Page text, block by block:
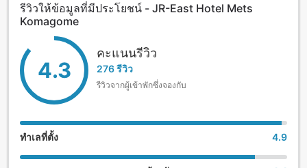
รีวิวให้ข้อมูลที่มีประโยชน์ - JR-East Hotel Mets
Komagome
4.3
คะแนนรีวิว
276 รีวิว
รีวิวจากผู้เข้าพักซึ่งจองกับ
ทำเลที่ตั้ง 4.9